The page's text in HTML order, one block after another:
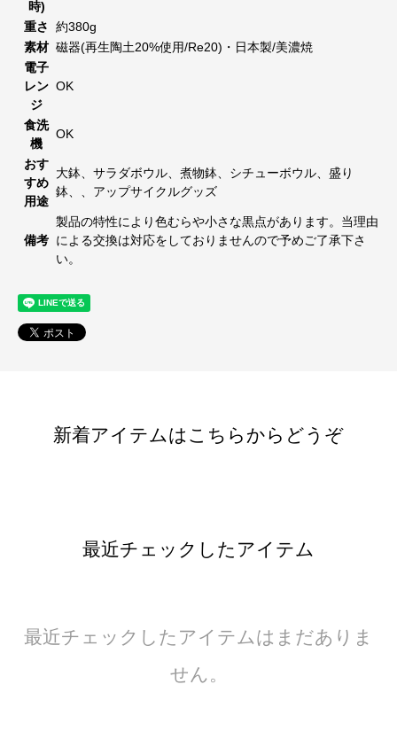
時)
重さ
約380g
素材 磁器(再生陶土20%使用/Re20)・日本製/美濃焼
電子
レン
ジ
OK
食洗
機
OK
おす
すめ
用途
大鉢、サラダボウル、煮物鉢、シチューボウル、盛り
鉢、、アップサイクルグッズ
備考
製品の特性により色むらや小さな黒点があります。当理由
による交換は対応をしておりませんので予めご了承下さ
い。
新着アイテムはこちらからどうぞ
最近チェックしたアイテム
最近チェックしたアイテムはまだありま
せん。